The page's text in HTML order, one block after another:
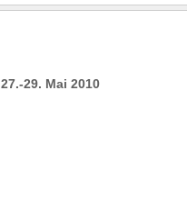
29. Mai 2010